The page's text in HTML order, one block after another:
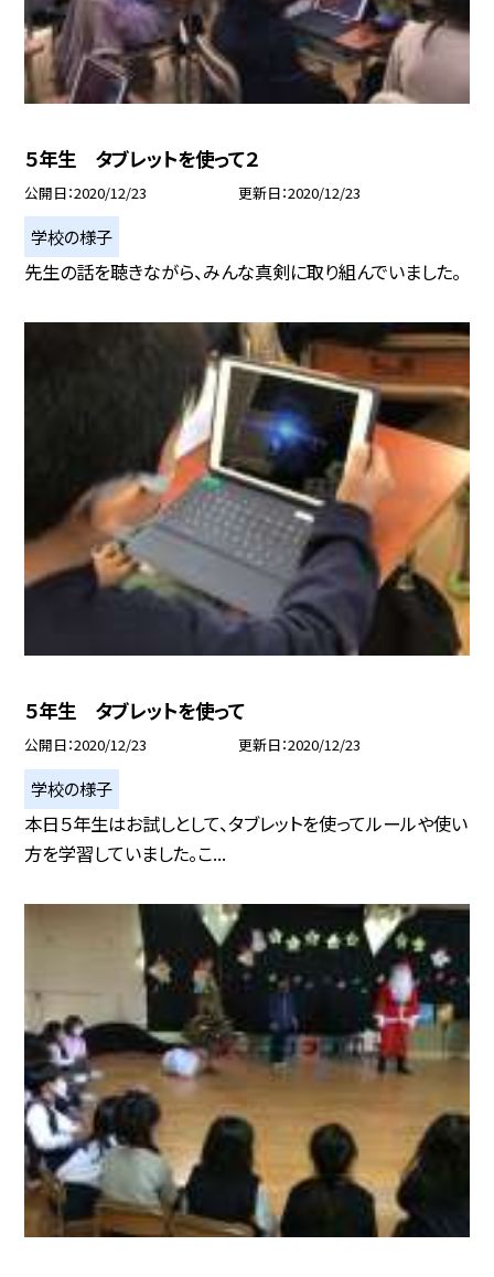
５年生 タブレットを使って２
公開日 2020/12/23 更新日 2020/12/23
学校の様子
先生の話を聴きながら、みんな真剣に取り組んでいました。
５年生 タブレットを使って
公開日 2020/12/23 更新日 2020/12/23
学校の様子
本日５年生はお試しとして、タブレットを使ってルールや使い
方を学習していました。こ...